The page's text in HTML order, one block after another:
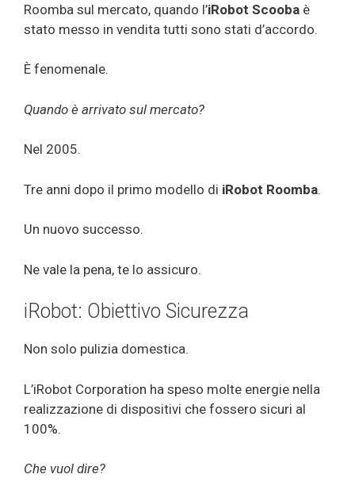
Roomba sul mercato, quando l’iRobot Scooba è
stato messo in vendita tutti sono stati d’accordo.
È fenomenale.
Quando è arrivato sul mercato?
Nel 2005.
Tre anni dopo il primo modello di iRobot Roomba.
Un nuovo successo.
Ne vale la pena, te lo assicuro.
iRobot: Obiettivo Sicurezza
Non solo pulizia domestica.
L’iRobot Corporation ha speso molte energie nella
realizzazione di dispositivi che fossero sicuri al
100%.
Che vuol dire?